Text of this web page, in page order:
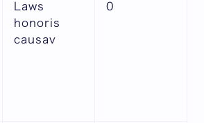
Laws
honoris
causav
0